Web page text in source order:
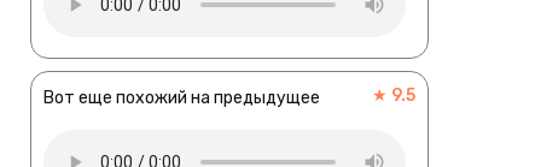
Вот еще похожий на предыдущее ★ 9.5